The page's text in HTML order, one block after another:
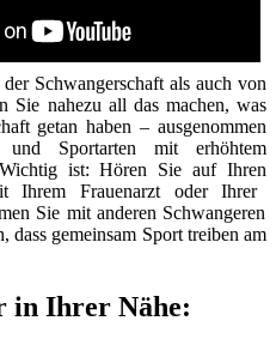
Schwangerschaft als auch von
Sie nahezu all das machen, was
getan haben – ausgenommen
und Sportarten mit erhöhtem
ist: Hören Sie auf Ihren
Frauenarzt oder Ihrer
Sie mit anderen Schwangeren
gemeinsam Sport treiben am
in Ihrer Nähe: